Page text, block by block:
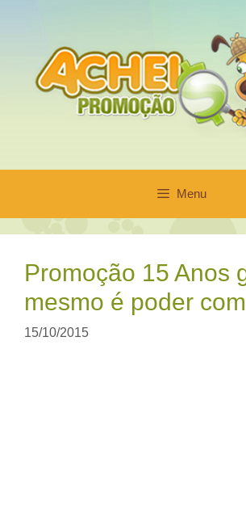
conteúdo
Menu
Promoção 15 Anos
mesmo é poder
15/10/2015